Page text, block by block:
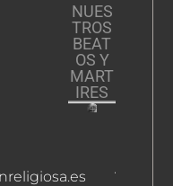
NUES
TROS
BEAT
OS Y
MART
IRES
Ángel